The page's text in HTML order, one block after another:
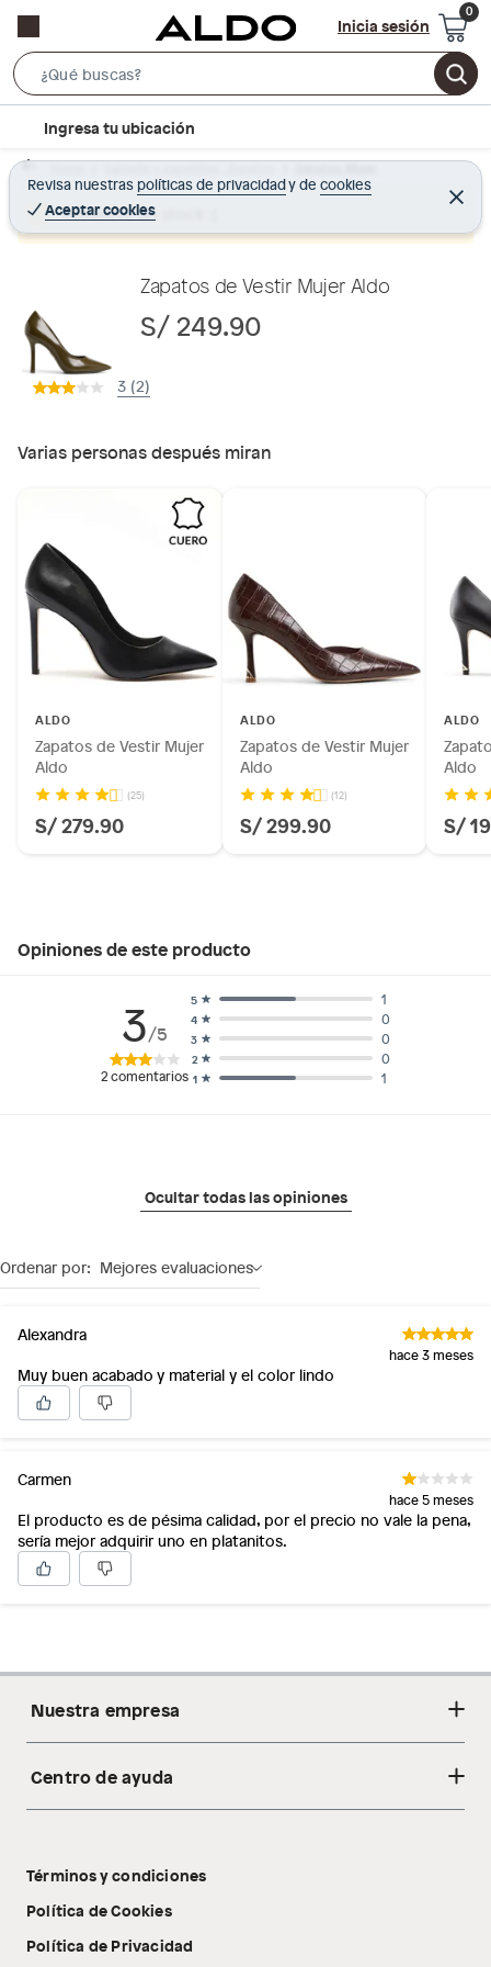
Inicia sesión
e
r
c
B
r
c
t
n
Ingresa tu ubicación
Revisa nuestras políticas de privacidadyde cookies
Aceptar cookies
C
e
r
Home Calzado y zapatillas - Zapatos Zapatos Mujer
Producto sin stock :(
Zapatos de Vestir Mujer Aldo
S/ 249.90
3 (2)
Varias personas después miran
ALDO
Zapatos de Vestir Mujer
Aldo
(25)
S/ 279.90
ALDO
Zapatos de Vestir Mujer
Aldo
(12)
S/ 299.90
ALDO
Aldo
S/
Opiniones de este producto
3/5
2comentarios 1 1
2 0
3 0
4 0
5 1
Ocultar todas las opiniones
Ordenar por: Mejores evaluaciones
Alexandra
hace 3 meses
Muy buen acabado y material y el color lindo
Carmen
hace 5 meses
El producto es de pésima calidad, por el precio no vale la pena,
sería mejor adquirir uno en platanitos.
Nuestra empresa
Acerca de nosotros
Tecnología Pillow Walk
Centro de ayuda
Libro de reclamaciones
Términos y condiciones
Política de Cookies
Política de Privacidad